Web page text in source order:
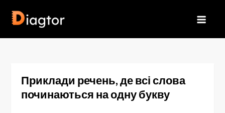
Приклади речень, де всі слова
починаються на одну букву